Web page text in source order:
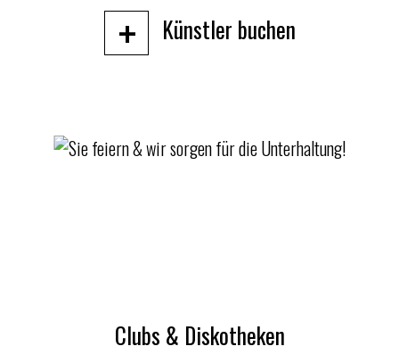
+ Künstler buchen
Clubs & Diskotheken